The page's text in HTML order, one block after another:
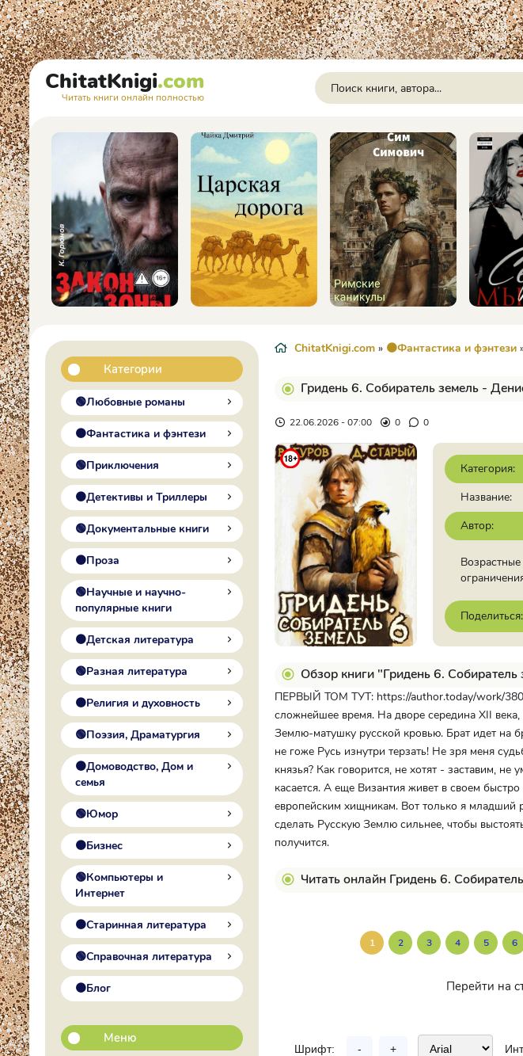
ChitatKnigi.com
Читать книги онлайн полностью
Категории
🟢Любовные романы
🟠Фантастика и фэнтези
🟢Приключения
🟠Детективы и Триллеры
🟢Документальные книги
🟠Проза
🟢Научные и научно-
популярные книги
🟠Детская литература
🟢Разная литература
🟠Религия и духовность
🟢Поэзия, Драматургия
🟠Домоводство, Дом и
семья
🟢Юмор
🟠Бизнес
🟢Компьютеры и
Интернет
🟠Старинная литература
🟢Справочная литература
🟠Блог
Меню
ChitatKnigi.com » 🟠Фантастика и фэнтези
Гридень 6. Собиратель земель -
22.06.2026 - 07:00 0 0
Категория:
Название:
Автор:
Возрастные
Поделиться:
Обзор книги "Гридень 6.
ПЕРВЫЙ ТОМ ТУТ: https://author.today/work/
сложнейшее время. На дворе середина XII
Землю-матушку русской кровью. Брат идет на
не гоже Русь изнутри терзать! Не зря меня
князья? Как говорится, не хотят - заставим,
касается. А еще Византия живет в своем
европейским хищникам. Вот только я младший
сделать Русскую Землю сильнее, чтобы
получится.
Читать онлайн Гридень 6.
1 2 3 4 5 6
Перейти на
Шрифт: - +